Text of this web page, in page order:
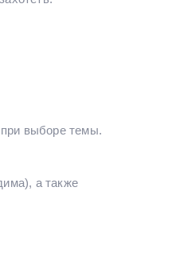
выборе темы.
а также